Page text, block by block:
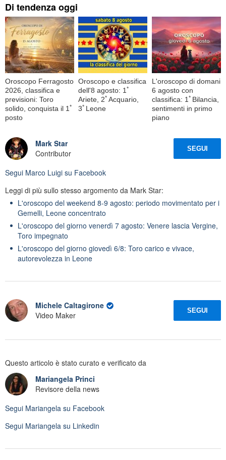
Di tendenza oggi
Oroscopo Ferragosto
2026, classifica e
previsioni: Toro
solido, conquista il 1ﾟ
posto
Oroscopo e classifica
dell'8 agosto: 1ﾟ
Ariete, 2ﾟAcquario,
3ﾟLeone
L'oroscopo di domani
6 agosto con
classifica: 1ﾟBilancia,
sentimenti in primo
piano
Mark Star
Contributor
SEGUI
Segui Marco Luigi su Facebook
Leggi di più sullo stesso argomento da Mark Star:
L'oroscopo del weekend 8-9 agosto: periodo movimentato per i
Gemelli, Leone concentrato
L'oroscopo del giorno venerdì 7 agosto: Venere lascia Vergine,
Toro impegnato
L'oroscopo del giorno giovedì 6/8: Toro carico e vivace,
autorevolezza in Leone
Michele Caltagirone
Video Maker
SEGUI
Questo articolo è stato curato e verificato da
Mariangela Princi
Revisore della news
Segui Mariangela su Facebook
Segui Mariangela su Linkedin